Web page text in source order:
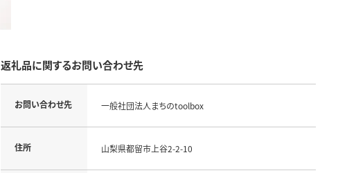
返礼品に関するお問い合わせ先
お問い合わせ先 一般社団法人まちのtoolbox
住所 山梨県都留市上谷2-2-10